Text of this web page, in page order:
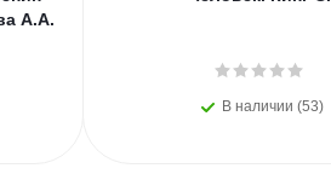
А.А.
В наличии (53)